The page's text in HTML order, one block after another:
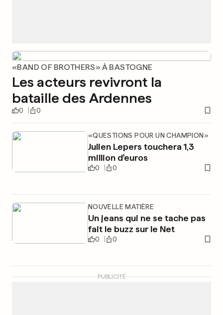
«BAND OF BROTHERS» À BASTOGNE
Les acteurs revivront la
bataille des Ardennes
0 0
«QUESTIONS POUR UN CHAMPION»
Julien Lepers touchera 1,3
million d'euros
0 0
NOUVELLE MATIÈRE
Un jeans qui ne se tache pas
fait le buzz sur le Net
0 0
PUBLICITÉ